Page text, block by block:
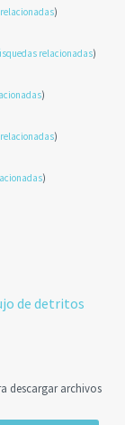
)
relacionadas)
)
)
)
de detritos
descargar archivos